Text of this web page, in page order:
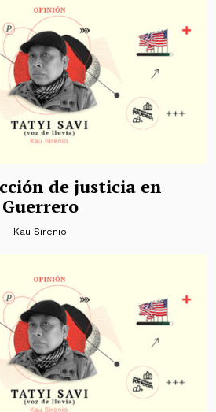
de justicia en
Guerrero
Kau Sirenio